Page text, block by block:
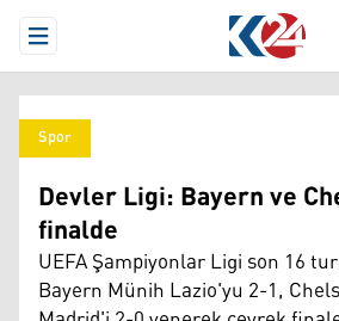
Open Menu
Spor
Devler Ligi: Bayern ve
finalde
UEFA Şampiyonlar Ligi son 16
Bayern Münih Lazio'yu 2-1,